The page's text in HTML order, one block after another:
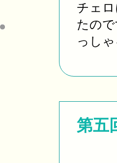
チェ
たの
っし
第五